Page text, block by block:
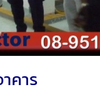
คาร